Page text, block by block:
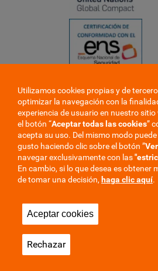
❮
❯
Privacidad
Aviso Legal
Utilizamos cookies propias y de
optimizar la navegación con la
experiencia de usuario en nuestro sitio
el botón “Aceptar todas las cookies”
acepta su uso. Del mismo modo
gusto haciendo clic sobre el botón ”
navegar exclusivamente con las
En cambio, si lo que desea es obtener
de tomar una decisión, haga clic aquí.
Aceptar cookies
Rechazar